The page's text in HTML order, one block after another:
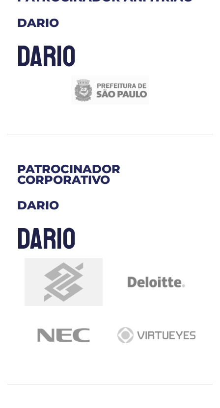
DARIO
dario
PATROCINADOR
CORPORATIVO
DARIO
dario